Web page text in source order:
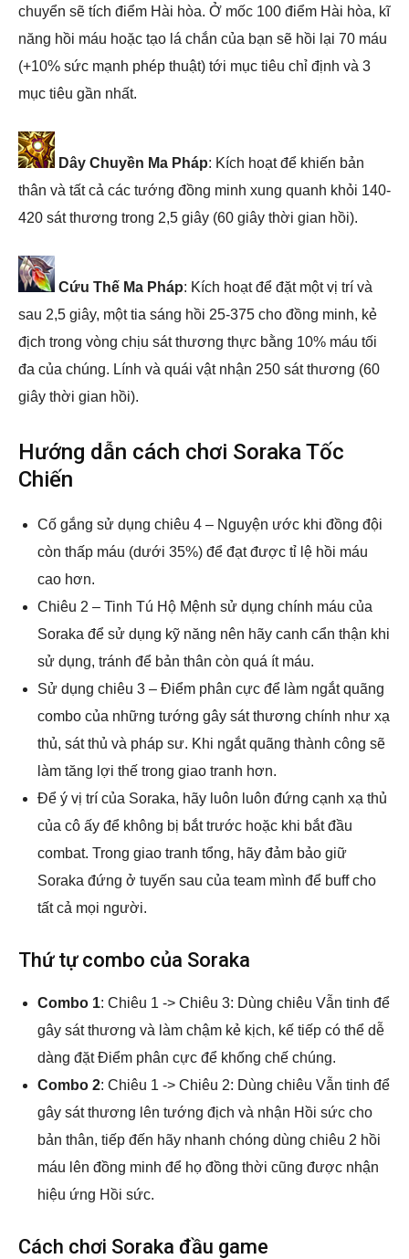
chuyển sẽ tích điểm Hài hòa. Ở mốc 100 điểm Hài hòa, kĩ
năng hồi máu hoặc tạo lá chắn của bạn sẽ hồi lại 70 máu
(+10% sức mạnh phép thuật) tới mục tiêu chỉ định và 3
mục tiêu gần nhất.
Dây Chuyền Ma Pháp: Kích hoạt để khiến bản
thân và tất cả các tướng đồng minh xung quanh khỏi 140-
420 sát thương trong 2,5 giây (60 giây thời gian hồi).
Cứu Thế Ma Pháp: Kích hoạt để đặt một vị trí và
sau 2,5 giây, một tia sáng hồi 25-375 cho đồng minh, kẻ
địch trong vòng chịu sát thương thực bằng 10% máu tối
đa của chúng. Lính và quái vật nhận 250 sát thương (60
giây thời gian hồi).
Hướng dẫn cách chơi Soraka Tốc
Chiến
Cố gắng sử dụng chiêu 4 – Nguyện ước khi đồng đội
còn thấp máu (dưới 35%) để đạt được tỉ lệ hồi máu
cao hơn.
Chiêu 2 – Tinh Tú Hộ Mệnh sử dụng chính máu của
Soraka để sử dụng kỹ năng nên hãy canh cẩn thận khi
sử dụng, tránh để bản thân còn quá ít máu.
Sử dụng chiêu 3 – Điểm phân cực để làm ngắt quãng
combo của những tướng gây sát thương chính như xạ
thủ, sát thủ và pháp sư. Khi ngắt quãng thành công sẽ
làm tăng lợi thế trong giao tranh hơn.
Để ý vị trí của Soraka, hãy luôn luôn đứng cạnh xạ thủ
của cô ấy để không bị bắt trước hoặc khi bắt đầu
combat. Trong giao tranh tổng, hãy đảm bảo giữ
Soraka đứng ở tuyến sau của team mình để buff cho
tất cả mọi người.
Thứ tự combo của Soraka
Combo 1: Chiêu 1 -> Chiêu 3: Dùng chiêu Vẫn tinh để
gây sát thương và làm chậm kẻ kịch, kế tiếp có thể dễ
dàng đặt Điểm phân cực để khống chế chúng.
Combo 2: Chiêu 1 -> Chiêu 2: Dùng chiêu Vẫn tinh để
gây sát thương lên tướng địch và nhận Hồi sức cho
bản thân, tiếp đến hãy nhanh chóng dùng chiêu 2 hồi
máu lên đồng minh để họ đồng thời cũng được nhận
hiệu ứng Hồi sức.
Cách chơi Soraka đầu game